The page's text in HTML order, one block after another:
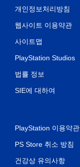
개인정보처리방침
웹사이트 이용약관
사이트맵
PlayStation Studios
법률 정보
SIE에 대하여
PlayStation 이용약관
PS Store 취소 방침
건강상 유의사항